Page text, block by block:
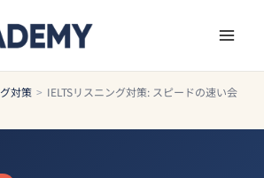
対策 > IELTSリスニング対策: スピードの速い会